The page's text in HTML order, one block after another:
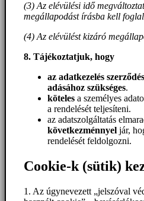
(3) Az elévülési idő
megállapodást írásba kell
(4) Az elévülést kizáró
8. Tájékoztatjuk, hogy
az adatkezelés
adásához szükséges.
köteles a személyes
a rendelését teljesíteni.
az adatszolgáltatás
következménnyel jár,
rendelését feldolgozni.
Cookie-k (sütik)
1. Az úgynevezett „jelszóval